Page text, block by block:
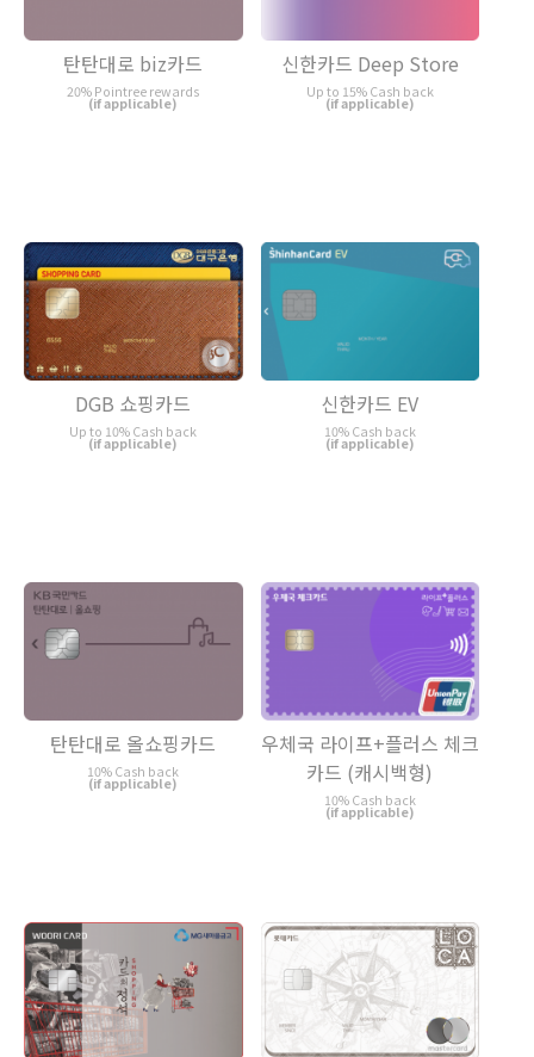
탄탄대로 biz카드
20% Pointree rewards
(if applicable)
신한카드 Deep Store
Up to 15% Cash back
(if applicable)
DGB 쇼핑카드
Up to 10% Cash back
(if applicable)
신한카드 EV
10% Cash back
(if applicable)
탄탄대로 올쇼핑카드
10% Cash back
(if applicable)
우체국 라이프+플러스 체크
카드 (캐시백형)
10% Cash back
(if applicable)